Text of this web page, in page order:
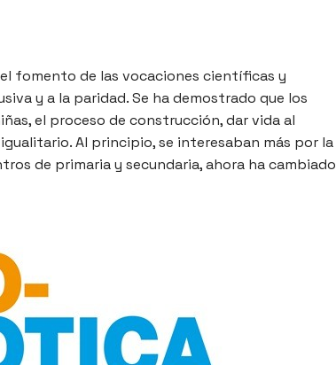
fomento de las vocaciones científicas y
y a la paridad. Se ha demostrado que los
el proceso de construcción, dar vida al
Al principio, se interesaban más por la
de primaria y secundaria, ahora ha cambiado